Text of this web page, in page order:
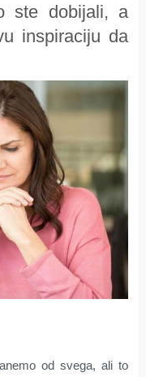
ste dobijali, a
inspiraciju da
od svega, ali to